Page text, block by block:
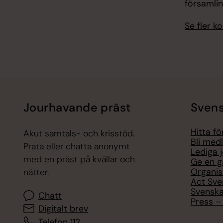
Se fler
Jourhavande präst
Akut samtals- och krisstöd.
Prata eller chatta anonymt
med en präst på kvällar och
nätter.
Chatt
Digitalt brev
Hitta
Bli
Lediga
Ge en
Act
Press